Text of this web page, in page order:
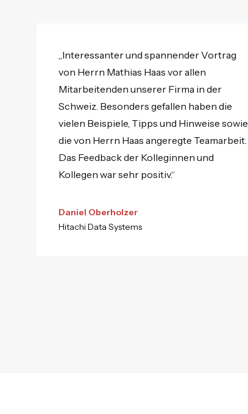
„Interessanter und spannender Vortrag
von Herrn Mathias Haas vor allen
Mitarbeitenden unserer Firma in der
Schweiz. Besonders gefallen haben die
vielen Beispiele, Tipps und Hinweise sowie
die von Herrn Haas angeregte Teamarbeit.
Das Feedback der Kolleginnen und
Kollegen war sehr positiv.“
Daniel Oberholzer
Hitachi Data Systems